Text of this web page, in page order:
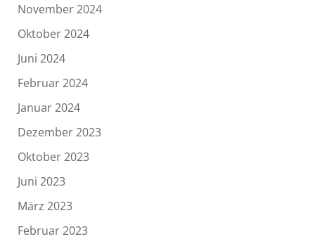
November 2024
Oktober 2024
Juni 2024
Februar 2024
Januar 2024
Dezember 2023
Oktober 2023
Juni 2023
März 2023
Februar 2023